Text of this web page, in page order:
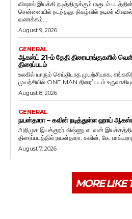
விஷால் இயக்கி நடித்திருக்கும் மகுடம்
சென்னையில் நடந்தது. நிகழ்வில் நடிகர் விஷால் பேசியதாவது, "அனைவருக்கும்
வணக்கம்....
August 9, 2026
GENERAL
ஆகஸ்ட் 21-ம் தேதி திரையரங்குகளில்
திரைப்படம்
உலகில் யாரும் செய்திடாத முயற்சியாக,
முயற்சியில் ONE MAN திரைப்படம்
August 8, 2026
GENERAL
நயன்தாரா – கவின் நடித்துள்ள ஹாய்
அறிமுக இயக்குநர் விஷ்ணு எடவன்
திரைப்படத்தில் நயன்தாரா, கவின், கே. பாக்யராஜ்,
August 7, 2026
MORE LIKE